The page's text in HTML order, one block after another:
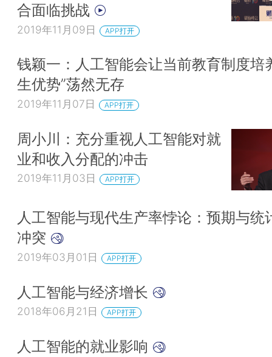
合面临挑战
2019年11月09日 APP打开
钱颖一：人工智能会让当前教育制度培
生优势”荡然无存
2019年11月07日 APP打开
周小川：充分重视人工智能对就
业和收入分配的冲击
2019年11月03日 APP打开
人工智能与现代生产率悖论：预期与统
冲突
2019年03月01日 APP打开
人工智能与经济增长
2018年06月21日 APP打开
人工智能的就业影响